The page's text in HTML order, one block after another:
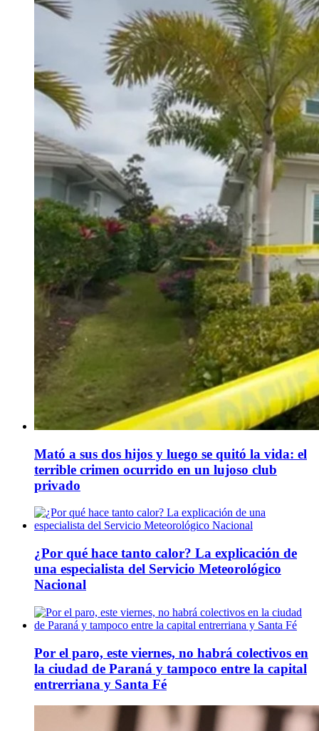
Mató a sus dos hijos y luego se quitó la vida: el
terrible crimen ocurrido en un lujoso club
privado
¿Por qué hace tanto calor? La explicación de
una especialista del Servicio Meteorológico
Nacional
Por el paro, este viernes, no habrá colectivos en
la ciudad de Paraná y tampoco entre la capital
entrerriana y Santa Fé